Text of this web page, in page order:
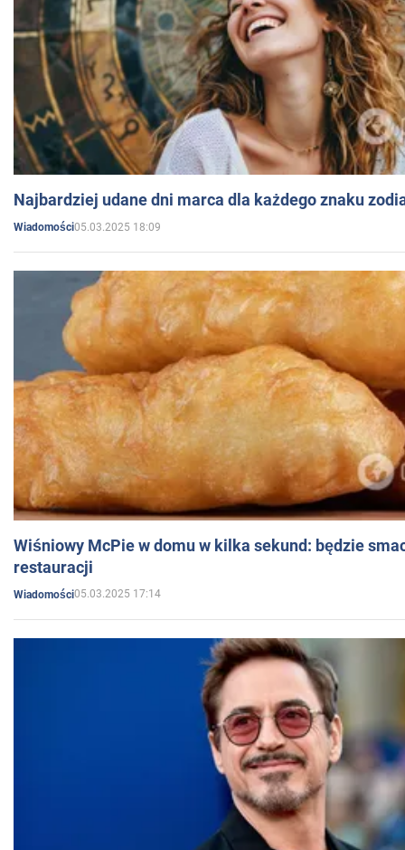
Najbardziej udane dni marca dla każdego znaku
Wiadomości05.03.2025 18:09
Wiśniowy McPie w domu w kilka sekund: będzie
restauracji
Wiadomości05.03.2025 17:14